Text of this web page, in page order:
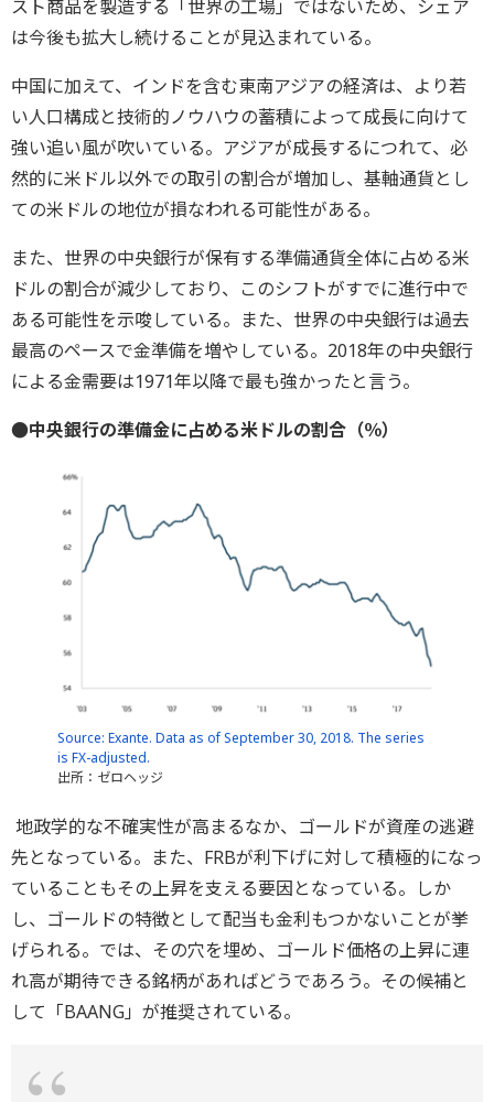
スト商品を製造する「世界の工場」ではないため、シェア
は今後も拡大し続けることが見込まれている。
中国に加えて、インドを含む東南アジアの経済は、より若
い人口構成と技術的ノウハウの蓄積によって成長に向けて
強い追い風が吹いている。アジアが成長するにつれて、必
然的に米ドル以外での取引の割合が増加し、基軸通貨とし
ての米ドルの地位が損なわれる可能性がある。
また、世界の中央銀行が保有する準備通貨全体に占める米
ドルの割合が減少しており、このシフトがすでに進行中で
ある可能性を示唆している。また、世界の中央銀行は過去
最高のペースで金準備を増やしている。2018年の中央銀行
による金需要は1971年以降で最も強かったと言う。
●中央銀行の準備金に占める米ドルの割合（％）
Source: Exante. Data as of September 30, 2018. The series
is FX-adjusted.
出所：ゼロヘッジ
地政学的な不確実性が高まるなか、ゴールドが資産の逃避
先となっている。また、FRBが利下げに対して積極的になっ
ていることもその上昇を支える要因となっている。しか
し、ゴールドの特徴として配当も金利もつかないことが挙
げられる。では、その穴を埋め、ゴールド価格の上昇に連
れ高が期待できる銘柄があればどうであろう。その候補と
して「BAANG」が推奨されている。